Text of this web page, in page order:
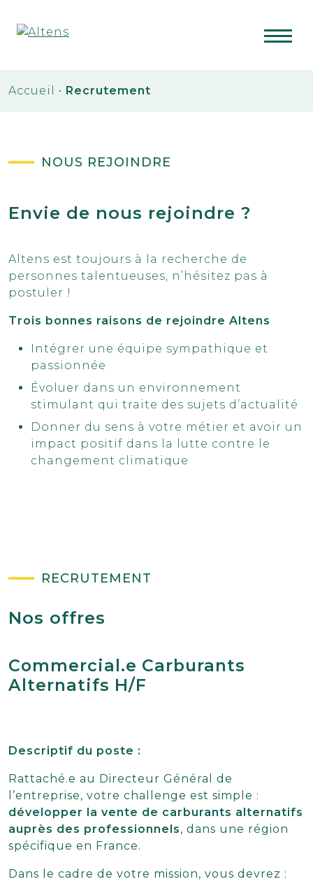
Accueil • Recrutement
NOUS REJOINDRE
Envie de nous rejoindre ?
Altens est toujours à la recherche de
personnes talentueuses, n’hésitez pas à
postuler !
Trois bonnes raisons de rejoindre Altens
Intégrer une équipe sympathique et
passionnée
Évoluer dans un environnement
stimulant qui traite des sujets d’actualité
Donner du sens à votre métier et avoir un
impact positif dans la lutte contre le
changement climatique
RECRUTEMENT
Nos offres
Commercial.e Carburants
Alternatifs H/F
Descriptif du poste :
Rattaché.e au Directeur Général de
l’entreprise, votre challenge est simple :
développer la vente de carburants alternatifs
auprès des professionnels, dans une région
spécifique en France.
Dans le cadre de votre mission, vous devrez :